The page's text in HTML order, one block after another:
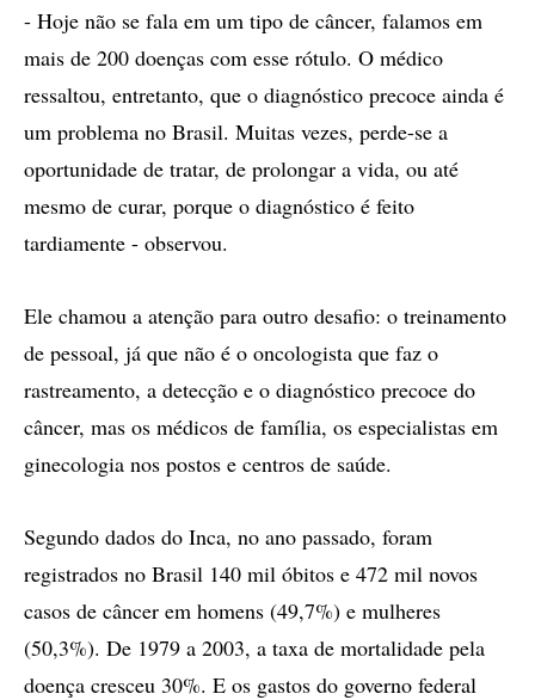
- Hoje não se fala em um tipo de câncer, falamos em
mais de 200 doenças com esse rótulo. O médico
ressaltou, entretanto, que o diagnóstico precoce ainda é
um problema no Brasil. Muitas vezes, perde-se a
oportunidade de tratar, de prolongar a vida, ou até
mesmo de curar, porque o diagnóstico é feito
tardiamente - observou.
Ele chamou a atenção para outro desafio: o treinamento
de pessoal, já que não é o oncologista que faz o
rastreamento, a detecção e o diagnóstico precoce do
câncer, mas os médicos de família, os especialistas em
ginecologia nos postos e centros de saúde.
Segundo dados do Inca, no ano passado, foram
registrados no Brasil 140 mil óbitos e 472 mil novos
casos de câncer em homens (49,7%) e mulheres
(50,3%). De 1979 a 2003, a taxa de mortalidade pela
doença cresceu 30%. E os gastos do governo federal